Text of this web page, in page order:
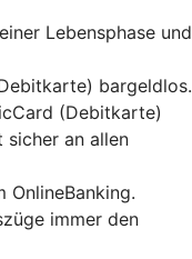
Lebensphase und
bargeldlos.
(Debitkarte)
an allen
OnlineBanking.
immer den